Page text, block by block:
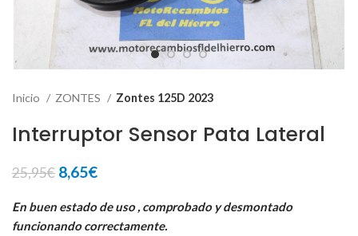
Inicio ZONTES Zontes 125D 2023
Interruptor Sensor Pata Lateral
25,95€ El
original
era:
8,65€El
actual
es:
En buen estado de uso , comprobado y desmontado
funcionando correctamente.